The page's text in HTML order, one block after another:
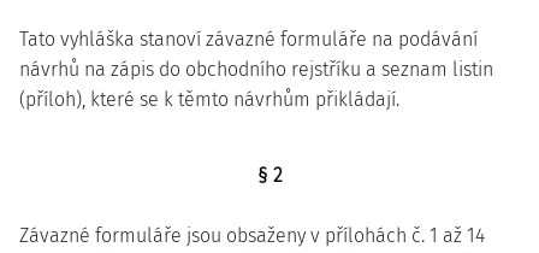
Tato vyhláška stanoví závazné formuláře na podávání
návrhů na zápis do obchodního rejstříku a seznam listin
(příloh), které se k těmto návrhům přikládají.
§ 2
Závazné formuláře jsou obsaženy v přílohách č. 1 až 14